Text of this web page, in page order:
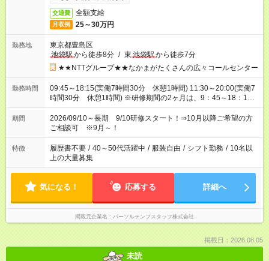
交通費 全額支給
月収例 25～30万円
勤務地
東京都豊島区
池袋駅から徒歩8分 / 東 池袋駅から徒歩7分
★★NTTグループ★★なかまがたくさんの広々コールセンター
勤務時間
09:45～18:15(実働7時間30分 休憩1時間) 11:30～20:00(実働7
時間30分 休憩1時間) ※研修期間の2ヶ月は、9：45～18：15勤
務となります（祝日勤務あり）
期間
2026/09/10～長期 9/10研修スタート！⇒10月以降ご希望の方
ご相談可 ※9月～！
特徴 履歴書不要 / 40～50代活躍中 / 服装自由 / シフト勤務 / 10名以
上の大量募集
気になる！ 応募する 詳細へ
掲載元企業名 パーソルテンプスタッフ株式会社
掲載日：2026.08.05
未読